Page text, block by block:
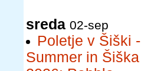
sreda 02-sep
Poletje v Šiški -
Summer in Šiška